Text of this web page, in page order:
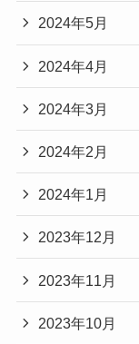
2024年5月
2024年4月
2024年3月
2024年2月
2024年1月
2023年12月
2023年11月
2023年10月